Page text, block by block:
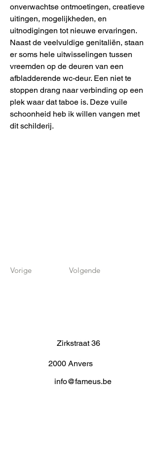
onverwachtse ontmoetingen, creatieve
uitingen, mogelijkheden, en
uitnodigingen tot nieuwe ervaringen.
Naast de veelvuldige genitaliën, staan
er soms hele uitwisselingen tussen
vreemden op de deuren van een
afbladderende wc-deur. Een niet te
stoppen drang naar verbinding op een
plek waar dat taboe is. Deze vuile
schoonheid heb ik willen vangen met
dit schilderij.
Vorige Volgende
Zirkstraat 36
2000 Anvers
info@fameus.be